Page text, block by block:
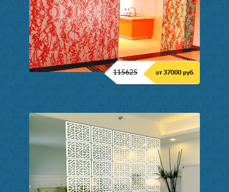
115625 от 37000 руб.